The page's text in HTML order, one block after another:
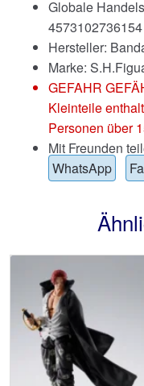
Globale
4573102736154
Hersteller:
Marke:
GEFAHR
Kleinteile
Personen über
Mit Freunden
WhatsApp